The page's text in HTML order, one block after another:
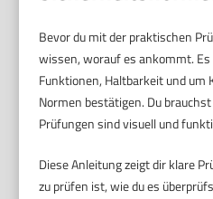
Bevor du mit der praktischen
wissen, worauf es ankommt.
Funktionen, Haltbarkeit und um
Normen bestätigen. Du
Prüfungen sind visuell und
Diese Anleitung zeigt dir klare
zu prüfen ist, wie du es